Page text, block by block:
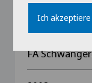
FA
Ich